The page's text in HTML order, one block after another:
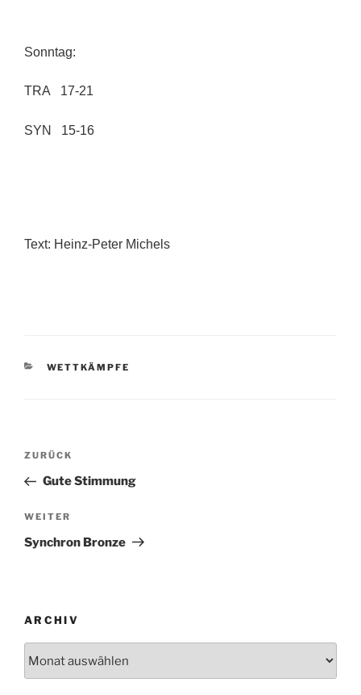
Sonntag:
TRA 17-21
SYN 15-16
Text: Heinz-Peter Michels
KATEGORIEN
WETTKÄMPFE
Beitragsnavigation
Vorheriger
Beitrag
ZURÜCK
Gute Stimmung
Nächster
Beitrag
WEITER
Synchron Bronze
ARCHIV